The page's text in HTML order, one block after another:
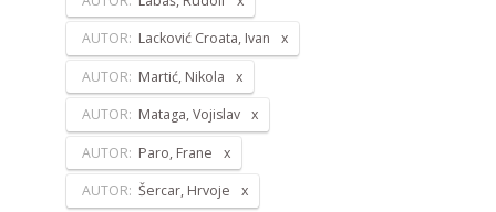
AUTOR: Lacković Croata, Ivan
AUTOR: Martić, Nikola
AUTOR: Mataga, Vojislav
AUTOR: Paro, Frane
AUTOR: Šercar, Hrvoje